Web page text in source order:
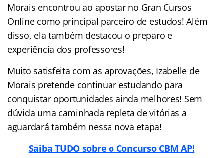
Morais encontrou ao apostar no Gran Cursos
Online como principal parceiro de estudos! Além
disso, ela também destacou o preparo e
experiência dos professores!
Muito satisfeita com as aprovações, Izabelle de
Morais pretende continuar estudando para
conquistar oportunidades ainda melhores! Sem
dúvida uma caminhada repleta de vitórias a
aguardará também nessa nova etapa!
Saiba TUDO sobre o Concurso CBM AP!